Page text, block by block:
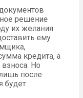
решение
их желания
ему
кредита, а
Но
после
будет